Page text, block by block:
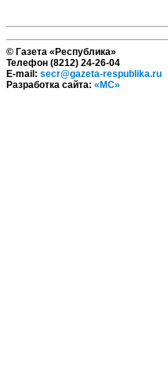
© Газета «Республика»
Телефон (8212) 24-26-04
E-mail: secr@gazeta-respublika.ru
Разработка сайта: «МС»